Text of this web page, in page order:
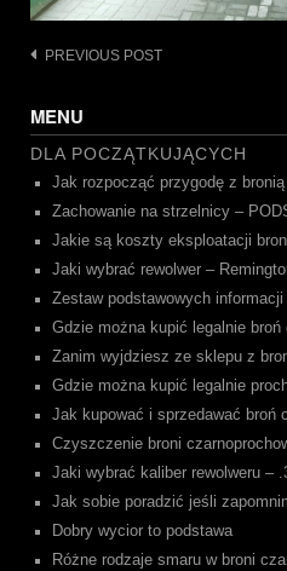
Post
PREVIOUS POST
MENU
DLA POCZĄTKUJĄCYCH
Jak rozpocząć przygodę z
Zachowanie na strzelnicy –
Jakie są koszty eksploatacji
Jaki wybrać rewolwer –
Zestaw podstawowych
Gdzie można kupić legalnie broń
Zanim wyjdziesz ze sklepu z
Gdzie można kupić legalnie
Jak kupować i sprzedawać broń
Czyszczenie broni
Jaki wybrać kaliber rewolweru –
Jak sobie poradzić jeśli
Dobry wycior to podstawa
Różne rodzaje smaru w broni